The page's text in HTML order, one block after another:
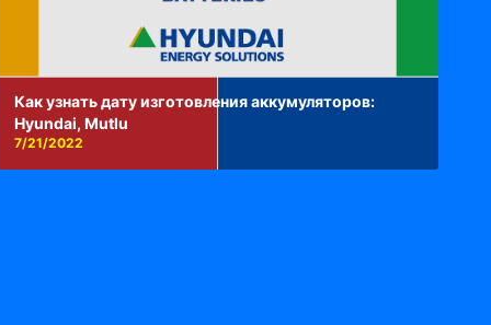
Как узнать дату изготовления аккумуляторов:
Hyundai, Mutlu
7/21/2022